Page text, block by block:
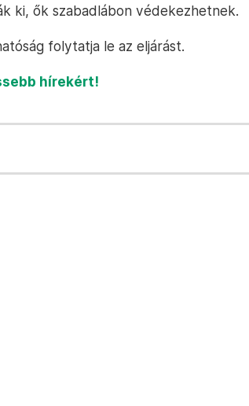
ki, ők szabadlábon védekezhetnek.
folytatja le az eljárást.
hírekért!